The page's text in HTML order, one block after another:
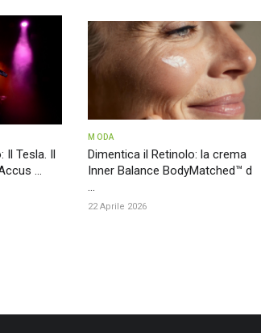
Il Tesla. Il
...
MODA
Dimentica il Retinolo: la crema
Inner Balance BodyMatched™ d
...
22 Aprile 2026